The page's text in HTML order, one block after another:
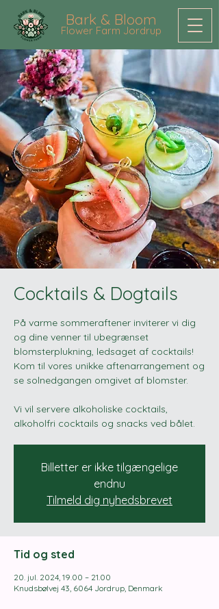
Bark & Bloom
Flower Farm Jordrup
Cocktails & Dogtails
På varme sommeraftener inviterer vi dig
og dine venner til ubegrænset
blomsterplukning, ledsaget af cocktails!
Kom til vores unikke aftenarrangement og
se solnedgangen omgivet af blomster.
Vi vil servere alkoholiske cocktails,
alkoholfri cocktails og snacks ved bålet.
Billetter er ikke tilgængelige
endnu
Tilmeld dig nyhedsbrevet
Tid og sted
20. jul. 2024, 19.00 – 21.00
Knudsbølvej 43, 6064 Jordrup, Denmark